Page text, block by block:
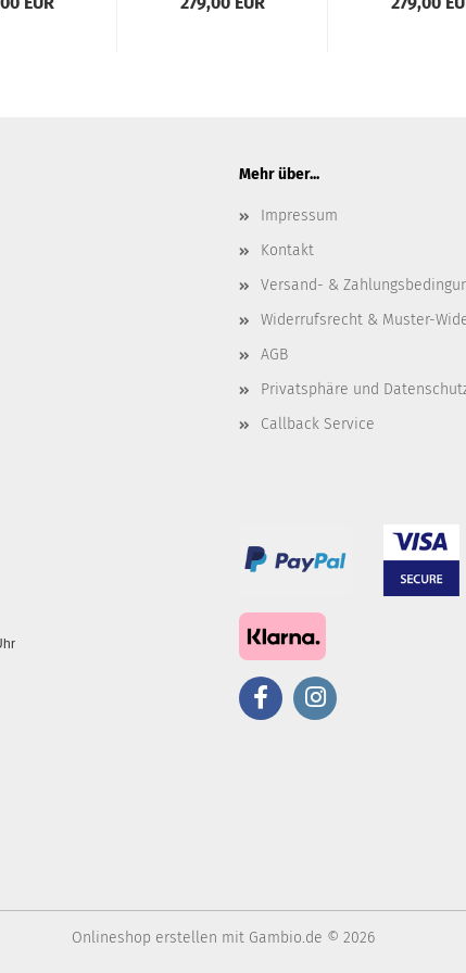
Mehr über...
Impressum
Kontakt
Versand- &
Widerrufsrecht & Muster-
AGB
Privatsphäre und
Callback Service
Onlineshop erstellen mit Gambio.de © 2026